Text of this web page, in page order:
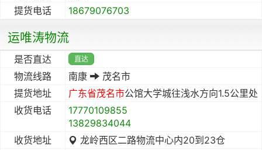
提货电话
18679076703
运唯涛物流
是否直达 直达
物流线路 南康
茂名市
提货地址
广东省茂名市公馆大学城往浅水方向1.5公里处
收货电话
17770109855
13829834044
收货地址
龙岭西区二路物流中心内20到23仓